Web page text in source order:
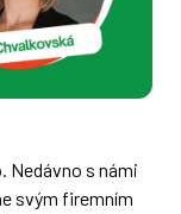
Nedávno s námi
svým firemním